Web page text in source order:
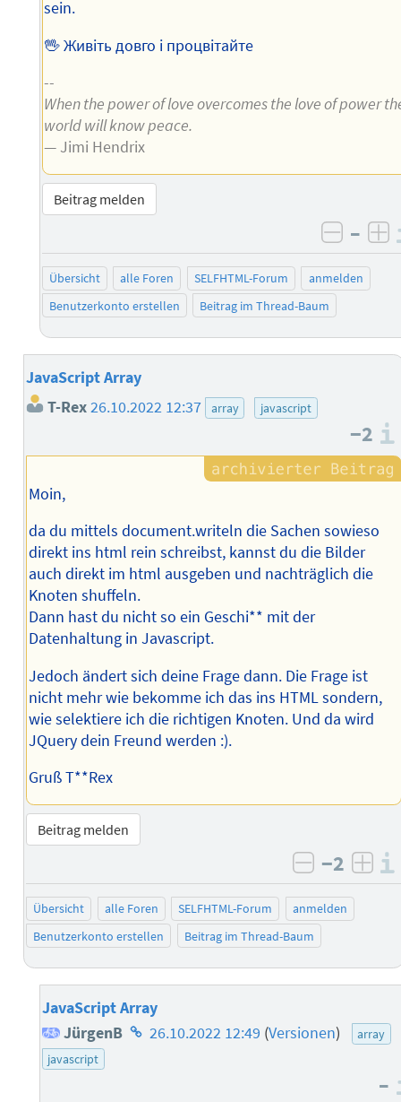
sein.
🖖 Живіть довго і процвітайте
--
When the power of love overcomes the love of power
world will know peace.
— Jimi Hendrix
Beitrag melden
–
Übersicht alle Foren SELFHTML-Forum
anmelden
Benutzerkonto erstellen
Beitrag im Thread-Baum
JavaScript Array
T-Rex26.10.2022 12:37 array javascript
−2
Moin,
da du mittels document.writeln die Sachen sowieso
direkt ins html rein schreibst, kannst du die Bilder
auch direkt im html ausgeben und nachträglich die
Knoten shuffeln.
Dann hast du nicht so ein Geschi** mit der
Datenhaltung in Javascript.
Jedoch ändert sich deine Frage dann. Die Frage ist
nicht mehr wie bekomme ich das ins HTML sondern,
wie selektiere ich die richtigen Knoten. Und da wird
JQuery dein Freund werden :).
Gruß T**Rex
Beitrag melden
negativ
−2
Übersicht alle Foren SELFHTML-Forum
anmelden
Benutzerkonto erstellen
Beitrag im Thread-Baum
JavaScript Array
JürgenB Homepage
26.10.2022 12:49 (Versionen)
array
javascript
–